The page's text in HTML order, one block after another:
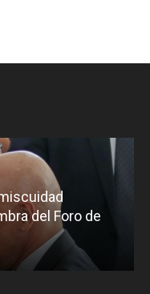
del Foro de